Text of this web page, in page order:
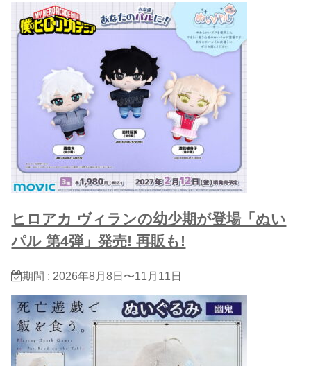
ヒロアカ ヴィランの幼少期が登場「ぬい
パル 第4弾」発売! 再販も!
期間 : 2026年8月8日〜11月11日